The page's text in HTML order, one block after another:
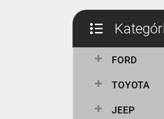
B
č
kategórie
FORD
TOYOTA
JEEP